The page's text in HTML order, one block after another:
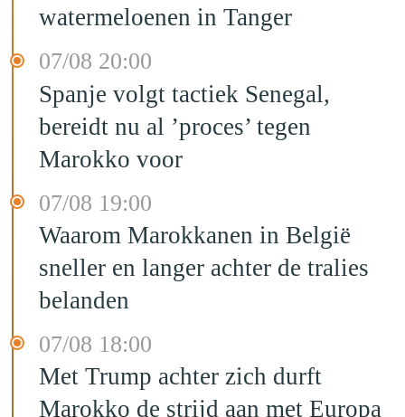
watermeloenen in Tanger
07/08 20:00
Spanje volgt tactiek Senegal,
bereidt nu al ’proces’ tegen
Marokko voor
07/08 19:00
Waarom Marokkanen in België
sneller en langer achter de tralies
belanden
07/08 18:00
Met Trump achter zich durft
Marokko de strijd aan met Europa